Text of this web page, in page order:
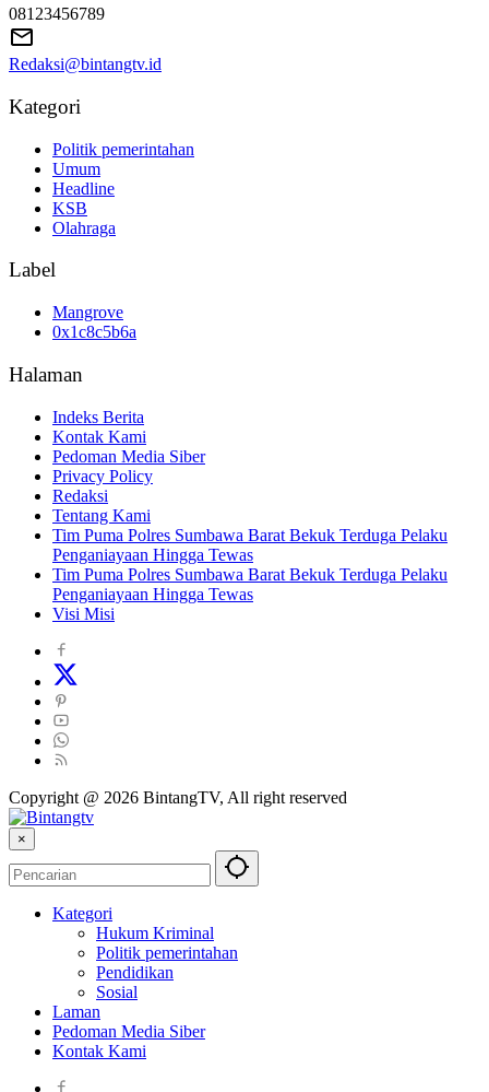
08123456789
Redaksi@bintangtv.id
Kategori
Politik pemerintahan
Umum
Headline
KSB
Olahraga
Label
Mangrove
0x1c8c5b6a
Halaman
Indeks Berita
Kontak Kami
Pedoman Media Siber
Privacy Policy
Redaksi
Tentang Kami
Tim Puma Polres Sumbawa Barat Bekuk Terduga Pelaku
Penganiayaan Hingga Tewas
Tim Puma Polres Sumbawa Barat Bekuk Terduga Pelaku
Penganiayaan Hingga Tewas
Visi Misi
Copyright @ 2026 BintangTV, All right reserved
×
Kategori
Hukum Kriminal
Politik pemerintahan
Pendidikan
Sosial
Laman
Pedoman Media Siber
Kontak Kami